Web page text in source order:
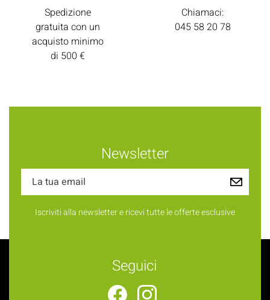
Spedizione
gratuita con un
acquisto minimo
di 500 €
Chiamaci:
045 58 20 78
Newsletter
Iscriviti alla newsletter e ricevi tutte le offerte esclusive
Seguici